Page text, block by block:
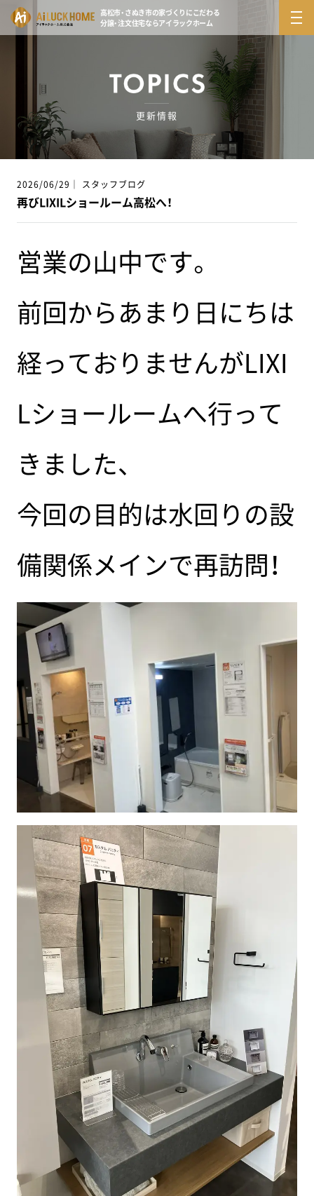
高松市・さぬき市の家づくりにこだわる
分譲・注文住宅ならアイラックホーム
更新情報
2026/06/29｜ スタッフブログ
再びLIXILショールーム高松へ！
営業の山中です。
前回からあまり日にちは
経っておりませんがLIXI
Lショールームへ行って
きました、
今回の目的は水回りの設
備関係メインで再訪問！